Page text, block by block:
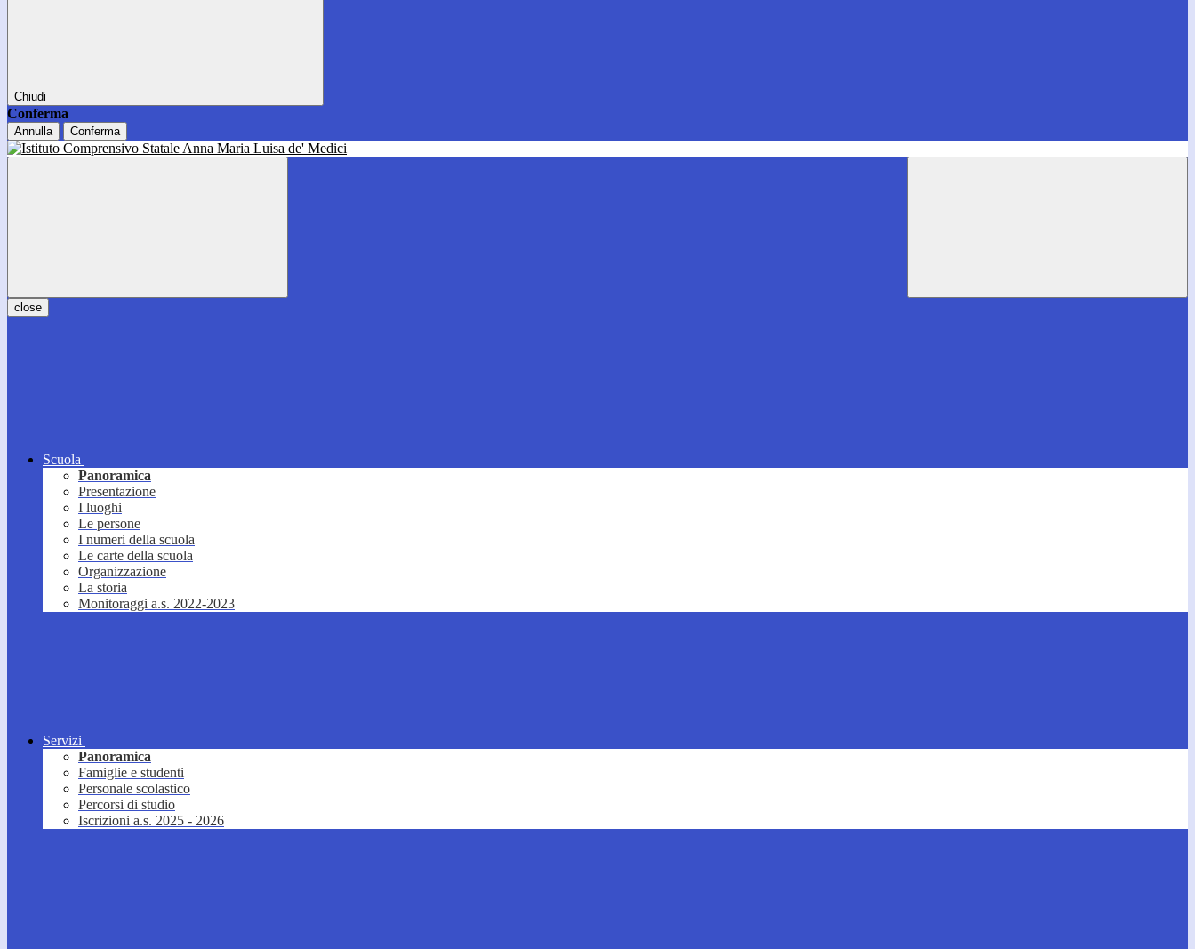
Chiudi
Conferma
Annulla Conferma
close
Scuola
Panoramica
Presentazione
I luoghi
Le persone
I numeri della scuola
Le carte della scuola
Organizzazione
La storia
Monitoraggi a.s. 2022-2023
Servizi
Panoramica
Famiglie e studenti
Personale scolastico
Percorsi di studio
Iscrizioni a.s. 2025 - 2026